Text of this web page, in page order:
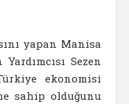
yapan Manisa
Sezen
ekonomisi
sahip olduğunu